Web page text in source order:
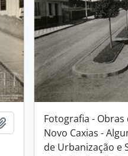
Adicionar a área de
Fotografia - Obras
Novo Caxias -
de Urbanização e